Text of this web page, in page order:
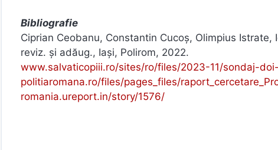
Bibliografie
Ciprian Ceobanu, Constantin Cucoș, Olimpius
reviz. și adăug., Iași, Polirom, 2022.
www.salvaticopiii.ro/sites/ro/files/2023-11/sondaj-
politiaromana.ro/files/pages_files/
romania.ureport.in/story/1576/